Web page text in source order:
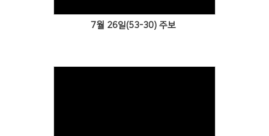
7월 26일(53-30) 주보